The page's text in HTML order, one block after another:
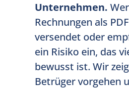
Unternehmen. Wer
Rechnungen als
versendet oder
ein Risiko ein, das
bewusst ist. Wir
Betrüger vorgehen